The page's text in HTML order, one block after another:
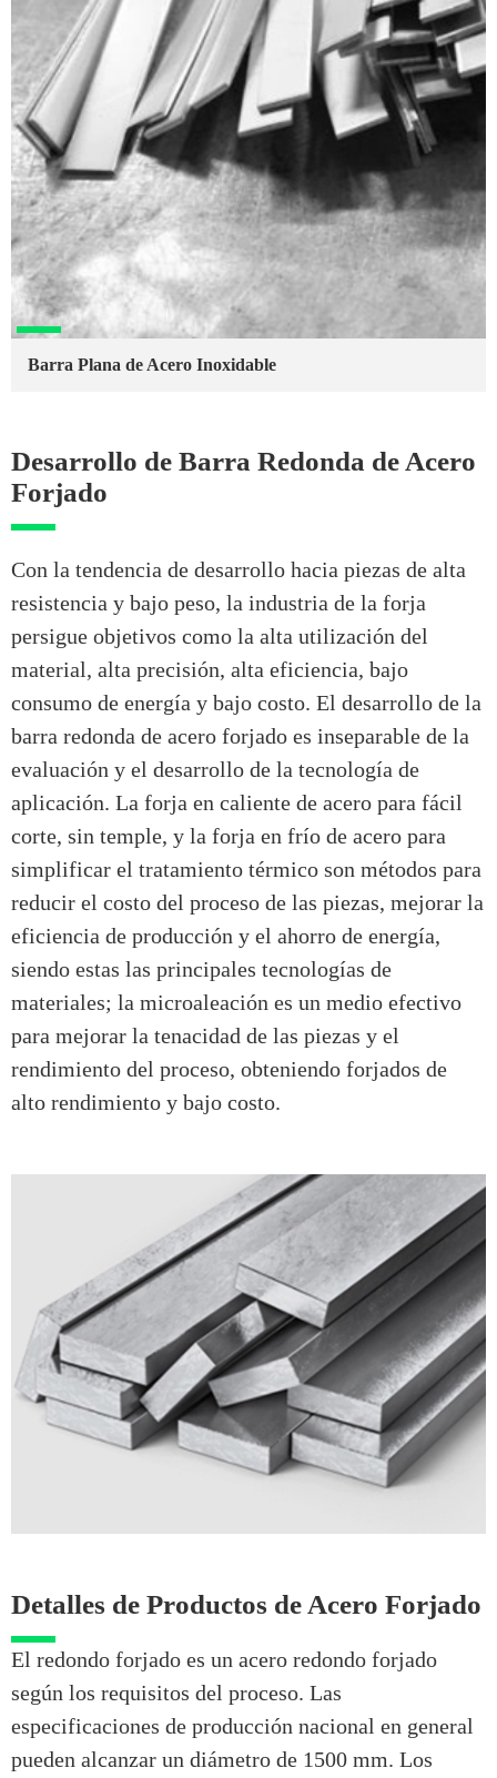
Barra Plana de Acero Inoxidable
Desarrollo de Barra Redonda de Acero
Forjado
Con la tendencia de desarrollo hacia piezas de alta
resistencia y bajo peso, la industria de la forja
persigue objetivos como la alta utilización del
material, alta precisión, alta eficiencia, bajo
consumo de energía y bajo costo. El desarrollo de la
barra redonda de acero forjado es inseparable de la
evaluación y el desarrollo de la tecnología de
aplicación. La forja en caliente de acero para fácil
corte, sin temple, y la forja en frío de acero para
simplificar el tratamiento térmico son métodos para
reducir el costo del proceso de las piezas, mejorar la
eficiencia de producción y el ahorro de energía,
siendo estas las principales tecnologías de
materiales; la microaleación es un medio efectivo
para mejorar la tenacidad de las piezas y el
rendimiento del proceso, obteniendo forjados de
alto rendimiento y bajo costo.
Detalles de Productos de Acero Forjado
El redondo forjado es un acero redondo forjado
según los requisitos del proceso. Las
especificaciones de producción nacional en general
pueden alcanzar un diámetro de 1500 mm. Los